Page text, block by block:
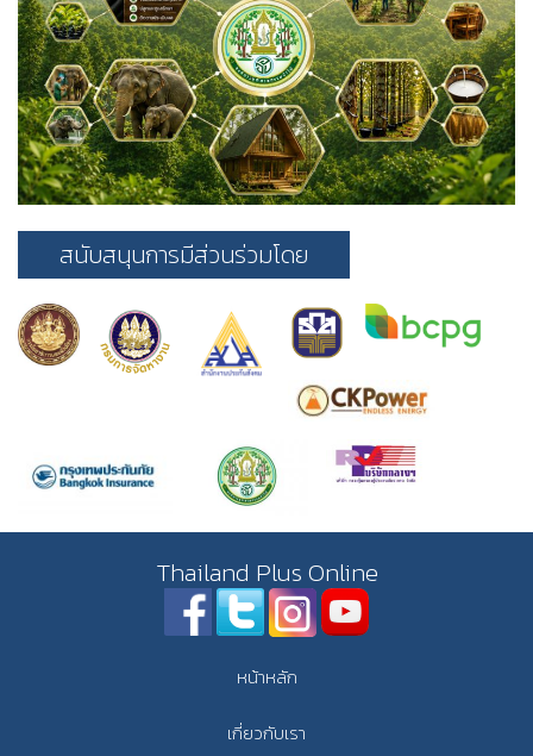
สนับสนุนการมีส่วนร่วมโดย
Thailand Plus Online
หน้าหลัก
เกี่ยวกับเรา